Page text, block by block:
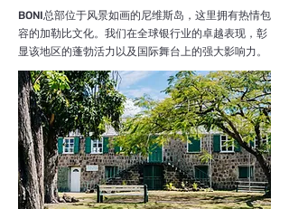
BONI总部位于风景如画的尼维斯岛，这里拥有热情包
容的加勒比文化。我们在全球银行业的卓越表现，彰
显该地区的蓬勃活力以及国际舞台上的强大影响力。